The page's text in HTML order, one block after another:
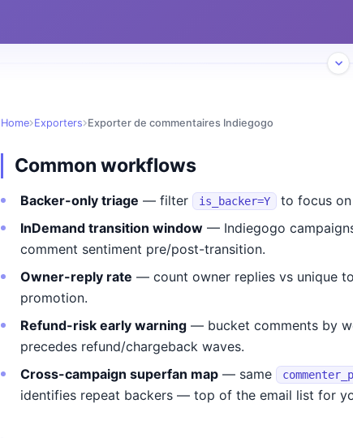
Home Exporters Exporter de commentaires Indiegogo
Common workflows
Backer-only triage — filter is_backer=Y
to focus
InDemand transition window — Indiegogo
comment sentiment pre/post-transition.
Owner-reply rate — count owner replies vs unique
promotion.
Refund-risk early warning — bucket comments by
precedes refund/chargeback waves.
Cross-campaign superfan map — same
identifies repeat backers — top of the email list for